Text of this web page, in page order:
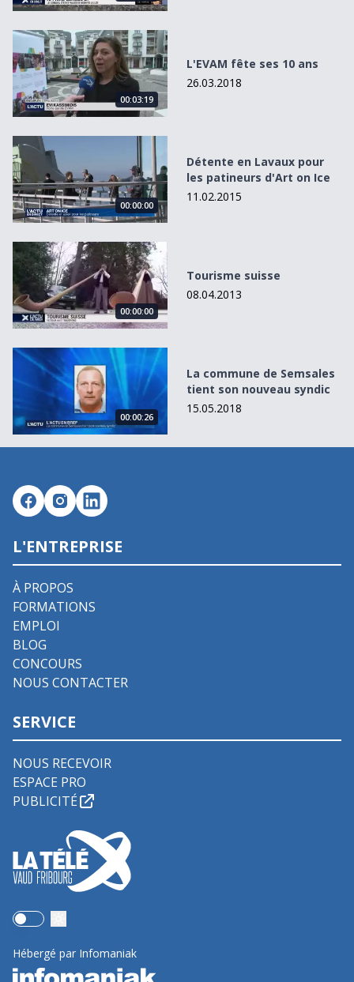
L&#039;EVAM fête ses 10 ans
00:03:19
L'EVAM fête ses 10 ans
26.03.2018
Détente en Lavaux pour les patineurs d&#039;Art on Ice
00:00:00
Détente en Lavaux pour
les patineurs d'Art on Ice
11.02.2015
Tourisme suisse
00:00:00
Tourisme suisse
08.04.2013
La commune de Semsales tient son nouveau syndic
00:00:26
La commune de Semsales
tient son nouveau syndic
15.05.2018
L'ENTREPRISE
À PROPOS
FORMATIONS
EMPLOI
BLOG
CONCOURS
NOUS CONTACTER
SERVICE
NOUS RECEVOIR
ESPACE PRO
PUBLICITÉ
Use setting
Hébergé par Infomaniak